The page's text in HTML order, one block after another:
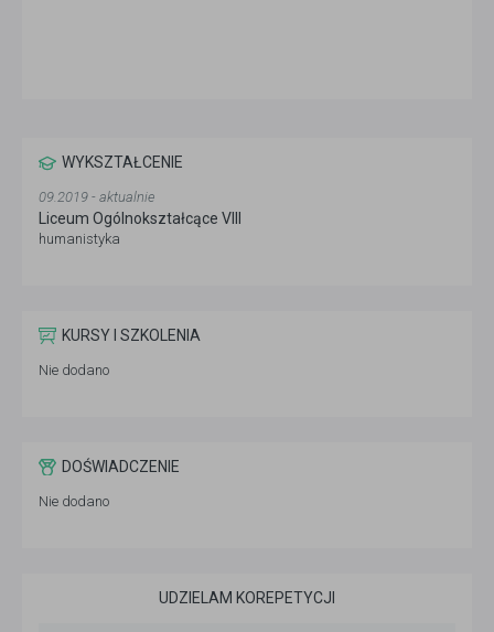
WYKSZTAŁCENIE
09.2019 - aktualnie
Liceum Ogólnokształcące VIII
humanistyka
KURSY I SZKOLENIA
Nie dodano
DOŚWIADCZENIE
Nie dodano
UDZIELAM KOREPETYCJI